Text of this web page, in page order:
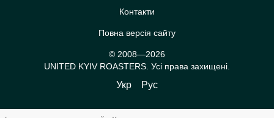
Контакти
Повна версія сайту
© 2008—2026
UNITED KYIV ROASTERS. Усі права захищені.
Укр Рус